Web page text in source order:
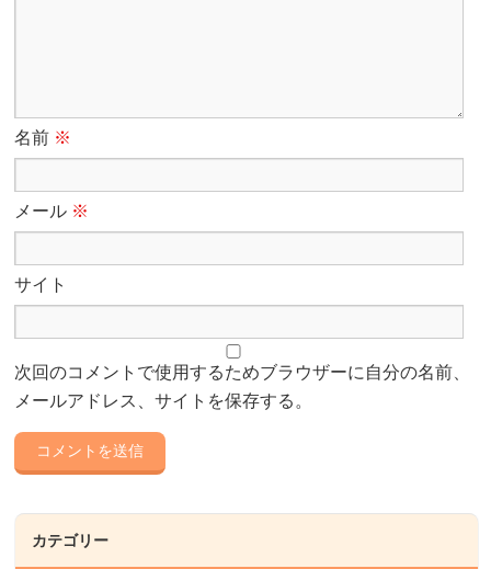
名前 ※
メール ※
サイト
次回のコメントで使用するためブラウザーに自分の名前、
メールアドレス、サイトを保存する。
カテゴリー